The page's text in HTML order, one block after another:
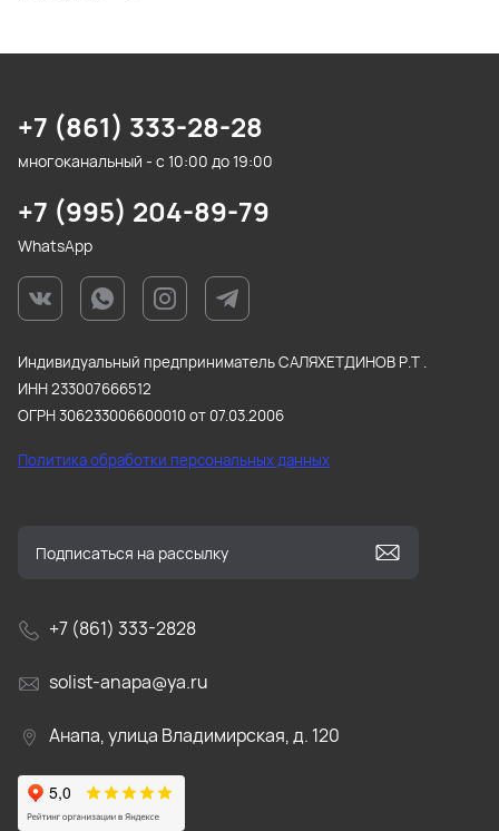
+7 (861) 333-28-28
многоканальный - с 10:00 до 19:00
+7 (995) 204-89-79
WhatsApp
Индивидуальный предприниматель САЛЯХЕТДИНОВ Р.Т .
ИНН 233007666512
ОГРН 306233006600010 от 07.03.2006
Политика обработки персональных данных
+7 (861) 333-2828
solist-anapa@ya.ru
Анапа, улица Владимирская, д. 120